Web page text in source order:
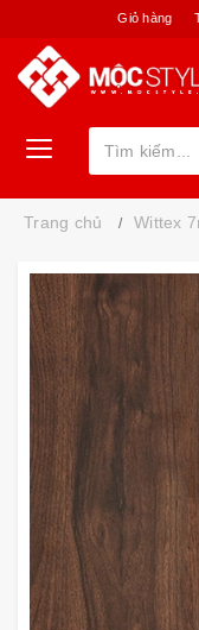
Giỏ hàng
Trang chủ Wittex